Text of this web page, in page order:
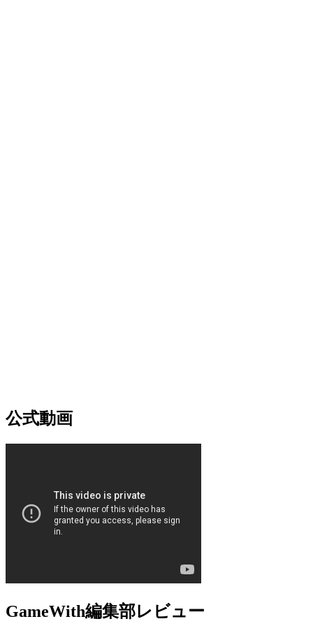
公式動画
GameWith編集部レビュー